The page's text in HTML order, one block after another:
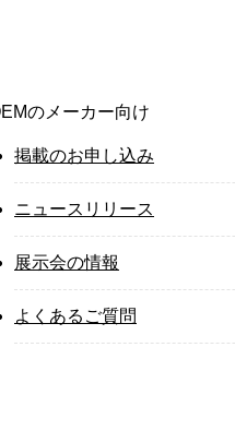
のメーカー向け
掲載のお申し込み
ニュースリリース
展示会の情報
よくあるご質問